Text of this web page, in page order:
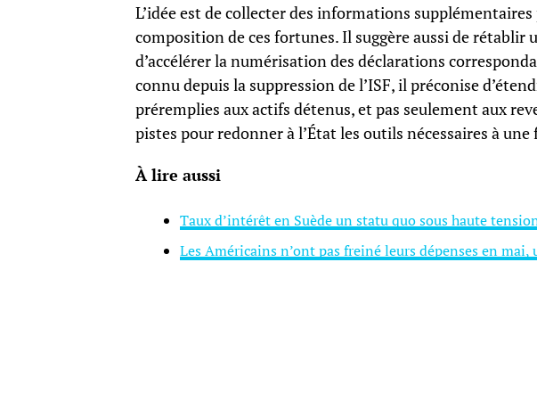
L’idée est de collecter des informations
composition de ces fortunes. Il suggère aussi de rétablir
d’accélérer la numérisation des déclarations
connu depuis la suppression de l’ISF, il préconise
préremplies aux actifs détenus, et pas seulement aux
pistes pour redonner à l’État les outils nécessaires à
À lire aussi
Taux d’intérêt en Suède un statu quo sous haute
Les Américains n’ont pas freiné leurs dépenses en